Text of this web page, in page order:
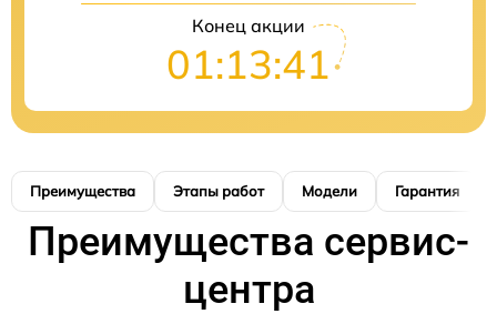
Конец акции
01:13:40
Преимущества Этапы работ Модели Гарантия
Преимущества сервис-
центра